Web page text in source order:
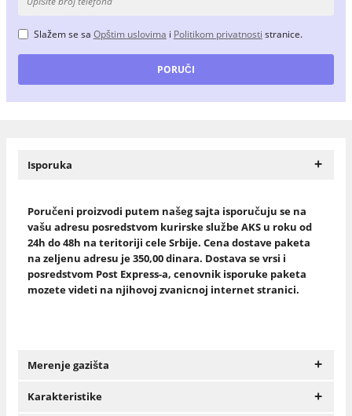
Slažem se sa Opštim uslovima i Politikom privatnosti stranice.
Isporuka +
Poručeni proizvodi putem našeg sajta isporučuju se na
vašu adresu posredstvom kurirske službe AKS u roku od
24h do 48h na teritoriji cele Srbije. Cena dostave paketa
na zeljenu adresu je 350,00 dinara. Dostava se vrsi i
posredstvom Post Express-a, cenovnik isporuke paketa
mozete videti na njihovoj zvanicnoj internet stranici.
Merenje gazišta +
Karakteristike +